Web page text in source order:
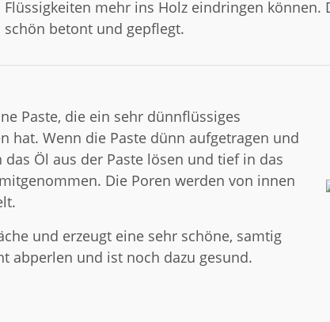
Flüssigkeiten mehr ins Holz eindringen
schön betont und gepflegt.
Paste, die ein sehr dünnflüssiges
hat. Wenn die Paste dünn aufgetragen und
Öl aus der Paste lösen und tief in das
Die Poren werden von innen
und erzeugt eine sehr schöne, samtig
abperlen und ist noch dazu gesund.